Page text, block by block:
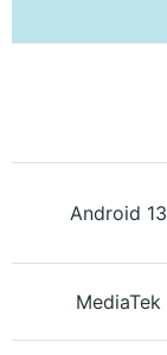
Android 13
MediaTek